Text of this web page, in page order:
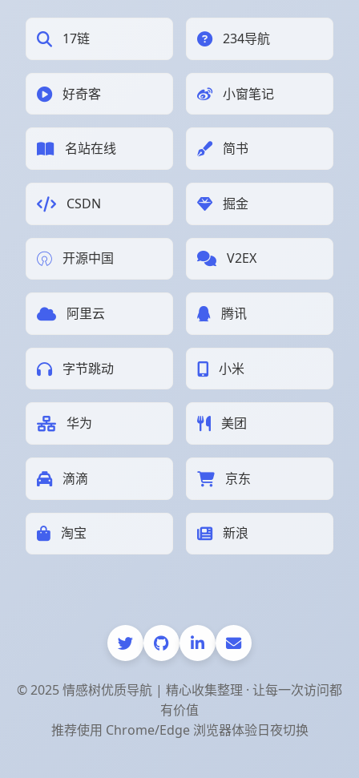
17链 234导航
好奇客 小窗笔记
名站在线 简书
CSDN 掘金
开源中国 V2EX
阿里云 腾讯
字节跳动 小米
华为 美团
滴滴 京东
淘宝 新浪
© 2025 情感树优质导航 | 精心收集整理 · 让每一次访问都
有价值
推荐使用 Chrome/Edge 浏览器体验日夜切换